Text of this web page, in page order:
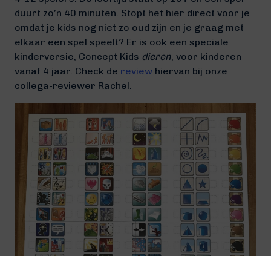
duurt zo’n 40 minuten. Stopt het hier direct voor je
omdat je kids nog niet zo oud zijn en je graag met
elkaar een spel speelt? Er is ook een speciale
kinderversie, Concept Kids dieren, voor kinderen
vanaf 4 jaar. Check de review hiervan bij onze
collega-reviewer Rachel.